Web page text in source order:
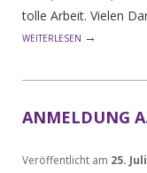
tolle Arbeit. Vielen
WEITERLESEN →
ANMELDUNG
Veröffentlicht am 25.